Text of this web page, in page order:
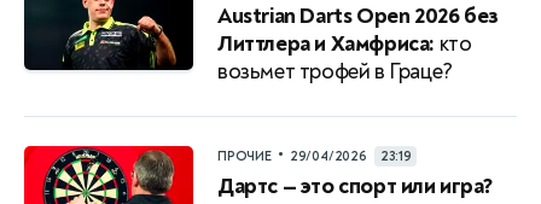
Austrian Darts Open 2026 без
Литтлера и Хамфриса: кто
возьмет трофей в Граце?
ПРОЧИЕ • 29/04/2026 23:19
Дартс — это спорт или игра?